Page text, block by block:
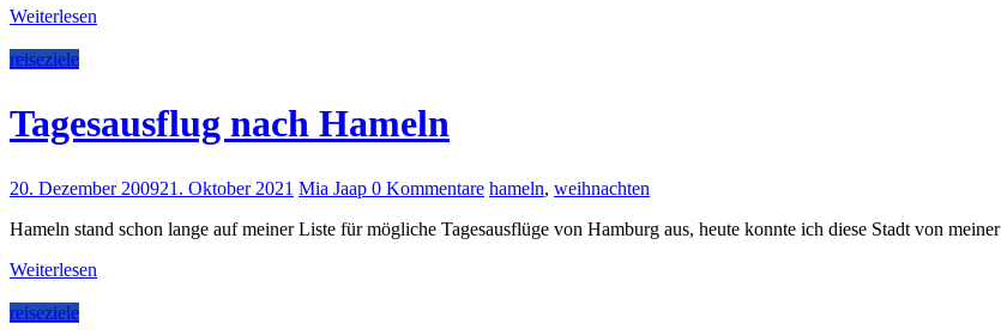
Weiterlesen
reiseziele
Tagesausflug nach Hameln
20. Dezember 200921. Oktober 2021 Mia Jaap 0 Kommentare hameln, weihnachten
Hameln stand schon lange auf meiner Liste für mögliche Tagesausflüge von Hamburg aus, heute konnte ich diese Stadt von meiner
Weiterlesen
reiseziele